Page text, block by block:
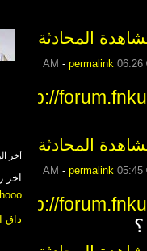
المحادثة
06:26 AM
- permalink
http://
المحادثة
05:45 AM
- permalink
http://
آخر
اخر
داق